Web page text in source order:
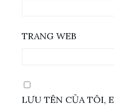
TRANG WEB
LƯU TÊN CỦA TÔI,